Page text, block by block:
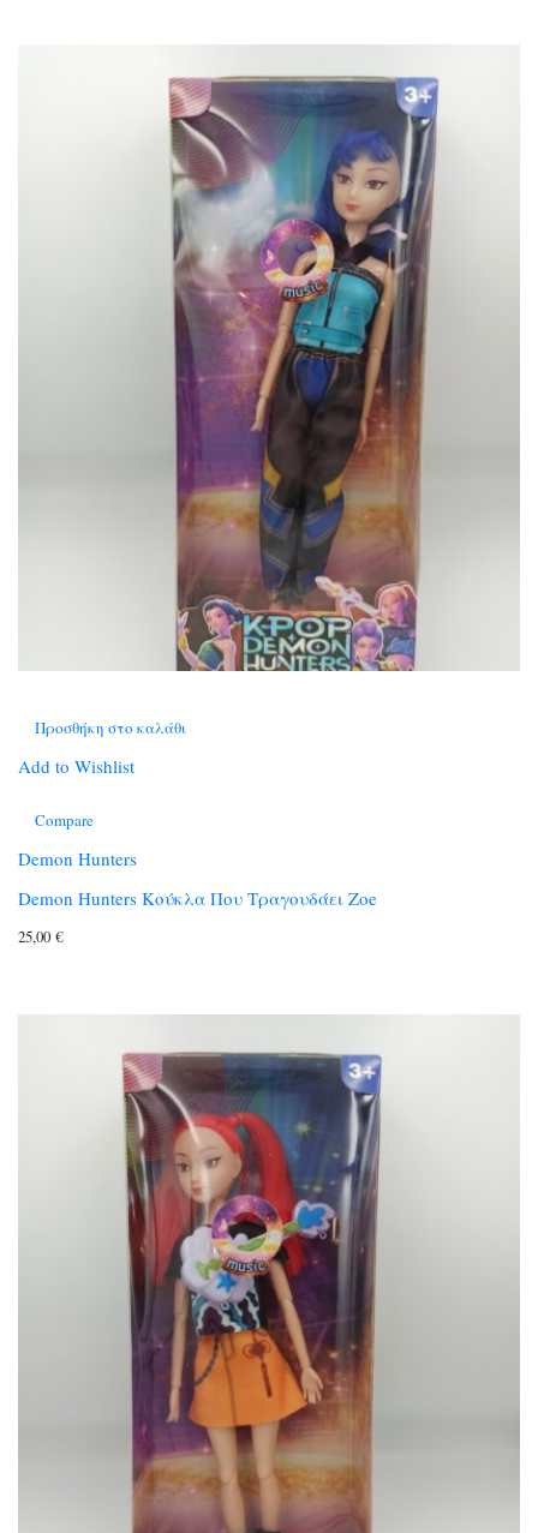
Προσθήκη στο καλάθι
Add to Wishlist
Compare
Demon Hunters
Demon Hunters Κούκλα Που Τραγουδάει Zoe
25,00 €